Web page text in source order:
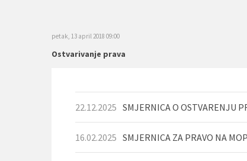
petak, 13 april 2018 09:00
Ostvarivanje prava
22.12.2025 SMJERNICA O OSTVARENJU
16.02.2025 SMJERNICA ZA PRAVO NA MOP